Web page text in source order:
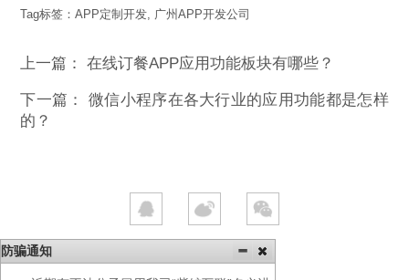
Tag标签：APP定制开发 广州APP开发公司
上一篇：在线订餐APP应用功能板块有哪些？
下一篇： 微信小程序在各大行业的应用功能都是怎样
的？
防骗通知